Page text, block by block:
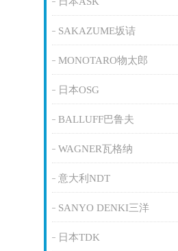
SAKAZUME坂诘
MONOTARO物太郎
日本OSG
BALLUFF巴鲁夫
WAGNER瓦格纳
意大利NDT
SANYO DENKI三洋
日本TDK